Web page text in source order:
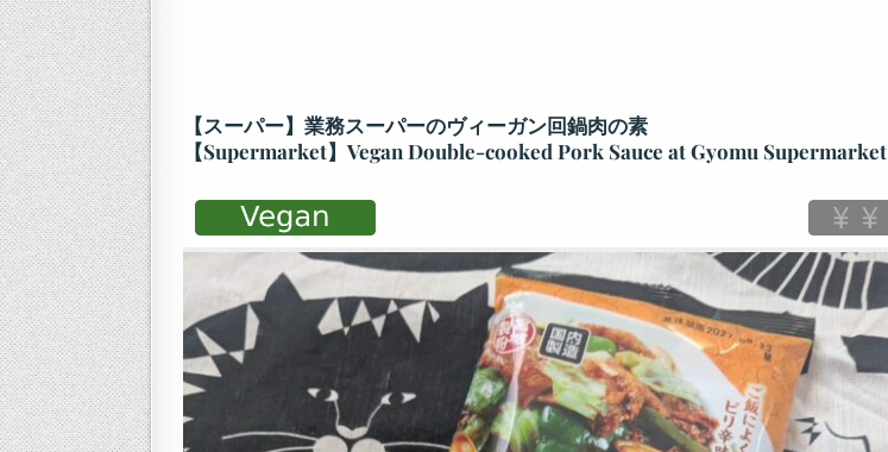
【スーパー】業務スーパーのヴィーガン回鍋肉の素
【Supermarket】Vegan Double-cooked Pork Sauce at Gyomu Supermarket